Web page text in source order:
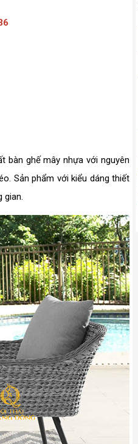
bàn ghế mây nhựa với nguyên
Sản phẩm với kiểu dáng thiết
gian.